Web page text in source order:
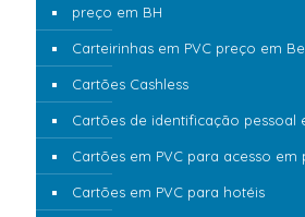
preço em BH
Carteirinhas em PVC preço em
Cartões Cashless
Cartões de identificação pessoal
Cartões em PVC para acesso
Cartões em PVC para hotéis